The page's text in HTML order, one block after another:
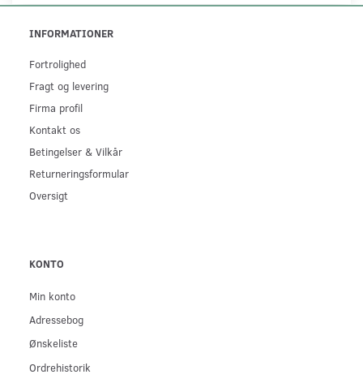
INFORMATIONER
Fortrolighed
Fragt og levering
Firma profil
Kontakt os
Betingelser & Vilkår
Returneringsformular
Oversigt
KONTO
Min konto
Adressebog
Ønskeliste
Ordrehistorik